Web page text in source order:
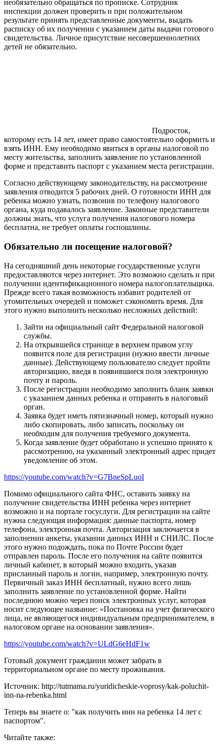
необязательно обращаться по прописке. Сотрудник
инспекции должен проверить и при положительном
результате принять представленные документы, выдать
расписку об их получении с указанием даты выдачи готового
свидетельства. Личное присутствие несовершеннолетних
детей не обязательно.
Подросток,
которому есть 14 лет, имеет право самостоятельно оформить и
взять ИНН. Ему необходимо явиться в органы налоговой по
месту жительства, заполнить заявление по установленной
форме и представить паспорт с указанием места регистрации.
Согласно действующему законодательству, на рассмотрение
заявления отводится 5 рабочих дней. О готовности ИНН для
ребенка можно узнать, позвонив по телефону налогового
органа, куда подавалось заявление. Законные представители
должны знать, что услуга получения налогового номера
бесплатна, не требует оплаты госпошлины.
Обязательно ли посещение налоговой?
На сегодняшний день некоторые государственные услуги
предоставляются через интернет. Это возможно сделать и при
получении идентификационного номера налогоплательщика.
Прежде всего такая возможность избавит родителей от
утомительных очередей и поможет сэкономить время. Для
этого нужно выполнить несколько несложных действий:
Зайти на официальный сайт Федеральной налоговой
службы.
На открывшейся странице в верхнем правом углу
появится поле для регистрации (нужно ввести личные
данные). Действующему пользователю следует пройти
авторизацию, введя в появившиеся поля электронную
почту и пароль.
После регистрации необходимо заполнить бланк заявки
с указанием данных ребенка и отправить в налоговый
орган.
Заявка будет иметь пятизначный номер, который нужно
либо скопировать, либо записать, поскольку он
необходим для получения требуемого документа.
Когда заявление будет обработано и успешно принято к
рассмотрению, на указанный электронный адрес придет
уведомление об этом.
https://youtube.com/watch?v=G7BneSpLuoI
Помимо официального сайта ФНС, оставить заявку на
получение свидетельства ИНН ребенка через интернет
возможно и на портале госуслуги. Для регистрации на сайте
нужна следующая информация: данные паспорта, номер
телефона, электронная почта. Авторизация заключается в
заполнении анкеты, указании данных ИНН и СНИЛС. После
этого нужно подождать, пока по Почте России будет
отправлен пароль. После его получения на сайте появится
личный кабинет, в который можно входить, указав
присланный пароль и логин, например, электронную почту.
Первичный заказ ИНН бесплатный, нужно всего лишь
заполнить заявление по установленной форме. Найти
последнюю можно через поиск электронных услуг, которая
носит следующее название: «Постановка на учет физического
лица, не являющегося индивидуальным предпринимателем, в
налоговом органе на основании заявления».
https://youtube.com/watch?v=ULdG6eHdF1w
Готовый документ гражданин может забрать в
территориальном органе по месту проживания.
Источник: http://tutmama.ru/yuridicheskie-voprosy/kak-poluchit-
inn-na-rebenka.html
Теперь вы знаете о: "как получить инн на ребенка 14 лет с
паспортом".
Читайте также: